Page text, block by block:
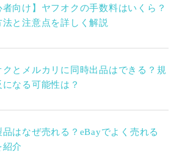
者向け】ヤフオクの手数料はいくら？
法と注意点を詳しく解説
クとメルカリに同時出品はできる？規
になる可能性は？
品はなぜ売れる？eBayでよく売れる
紹介